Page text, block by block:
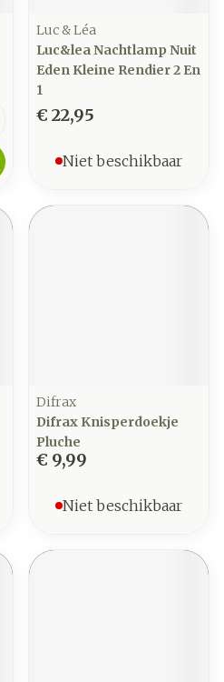
Luc & Léa
Luc&lea Nachtlamp Nuit
Eden Kleine Rendier 2 En
1
€ 22,95
Niet beschikbaar
Difrax
Difrax Knisperdoekje
Pluche
€ 9,99
Niet beschikbaar